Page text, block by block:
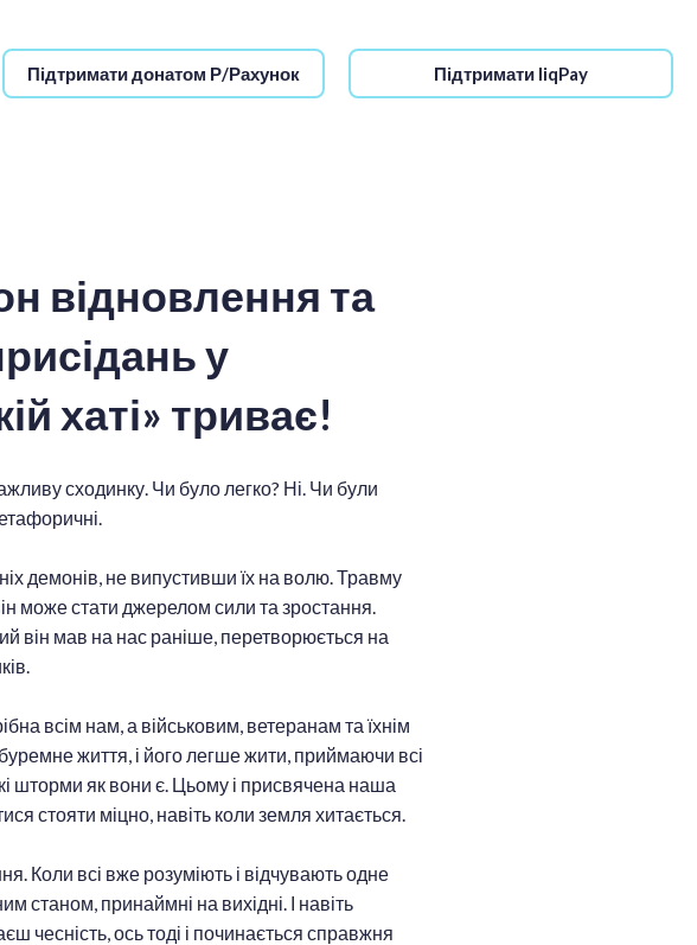
Підтримати донатом Р/Рахунок Підтримати liqPay
відновлення та
у
хаті» триває!
сходинку. Чи було легко? Ні. Чи були
демонів, не випустивши їх на волю. Травму
може стати джерелом сили та зростання.
він мав на нас раніше, перетворюється на
всім нам, а військовим, ветеранам та їхнім
життя, і його легше жити, приймаючи всі
шторми як вони є. Цьому і присвячена наша
стояти міцно, навіть коли земля хитається.
Коли всі вже розуміють і відчувають одне
станом, принаймні на вихідні. І навіть
чесність, ось тоді і починається справжня